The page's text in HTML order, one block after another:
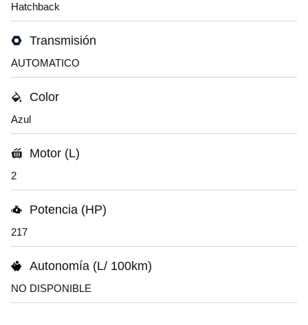
Hatchback
Transmisión
AUTOMATICO
Color
Azul
Motor (L)
2
Potencia (HP)
217
Autonomía (L/ 100km)
NO DISPONIBLE